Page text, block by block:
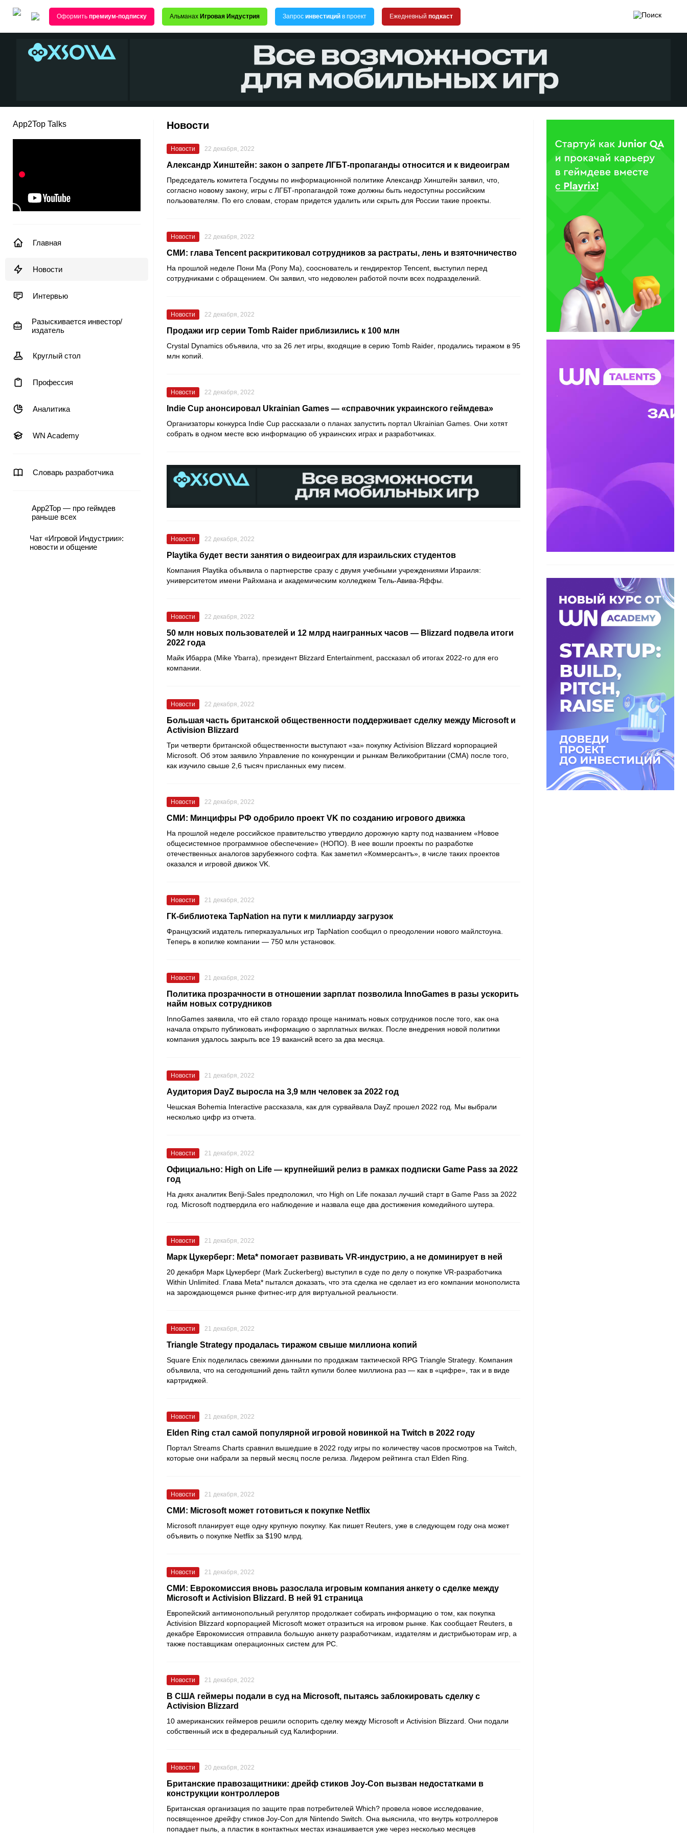
Оформить премиум-подписку Альманах Игровая Индустрия Запрос инвестиций в проект Ежедневный подкаст
App2Top Talks
Главная
Новости
Интервью
Разыскивается инвестор/
издатель
Круглый стол
Профессия
Аналитика
WN Academy
Словарь разработчика
App2Top — про геймдев
раньше всех
Чат «Игровой Индустрии»:
новости и общение
Новости
Новости 22 декабря, 2022
Александр Хинштейн: закон о запрете ЛГБТ-пропаганды относится и к видеоиграм
Председатель комитета Госдумы по информационной политике Александр Хинштейн заявил, что,
согласно новому закону, игры с ЛГБТ-пропагандой тоже должны быть недоступны российским
пользователям. По его словам, сторам придется удалить или скрыть для России такие проекты.
Новости 22 декабря, 2022
СМИ: глава Tencent раскритиковал сотрудников за растраты, лень и взяточничество
На прошлой неделе Пони Ма (Pony Ma), сооснователь и гендиректор Tencent , выступил перед
сотрудниками с обращением. Он заявил, что недоволен работой почти всех подразделений.
Новости 22 декабря, 2022
Продажи игр серии Tomb Raider приблизились к 100 млн
Crystal Dynamics объявила, что за 26 лет игры, входящие в серию Tomb Raider , продались тиражом в 95
млн копий.
Новости 22 декабря, 2022
Indie Cup анонсировал Ukrainian Games — «справочник украинского геймдева»
Организаторы конкурса Indie Cup рассказали о планах запустить портал Ukrainian Games . Они хотят
собрать в одном месте всю информацию об украинских играх и разработчиках.
Новости 22 декабря, 2022
Playtika будет вести занятия о видеоиграх для израильских студентов
Компания Playtika объявила о партнерстве сразу с двумя учебными учреждениями Израиля:
университетом имени Райхмана и академическим колледжем Тель-Авива-Яффы.
Новости 22 декабря, 2022
50 млн новых пользователей и 12 млрд наигранных часов — Blizzard подвела итоги
2022 года
Майк Ибарра (Mike Ybarra), президент Blizzard Entertainment , рассказал об итогах 2022-го для его
компании.
Новости 22 декабря, 2022
Большая часть британской общественности поддерживает сделку между Microsoft и
Activision Blizzard
Три четверти британской общественности выступают «за» покупку Activision Blizzard корпорацией
Microsoft . Об этом заявило Управление по конкуренции и рынкам Великобритании (CMA) после того,
как изучило свыше 2,6 тысяч присланных ему писем.
Новости 22 декабря, 2022
СМИ: Минцифры РФ одобрило проект VK по созданию игрового движка
На прошлой неделе российское правительство утвердило дорожную карту под названием «Новое
общесистемное программное обеспечение» (НОПО). В нее вошли проекты по разработке
отечественных аналогов зарубежного софта. Как заметил «Коммерсантъ» , в числе таких проектов
оказался и игровой движок VK
Новости 21 декабря, 2022
ГК-библиотека TapNation на пути к миллиарду загрузок
Французский издатель гиперказуальных игр TapNation сообщил о преодолении нового майлстоуна.
Теперь в копилке компании — 750 млн установок.
Новости 21 декабря, 2022
Политика прозрачности в отношении зарплат позволила InnoGames в разы ускорить
найм новых сотрудников
InnoGames заявила, что ей стало гораздо проще нанимать новых сотрудников после того, как она
начала открыто публиковать информацию о зарплатных вилках. После внедрения новой политики
компания удалось закрыть все 19 вакансий всего за два месяца.
Новости 21 декабря, 2022
Аудитория DayZ выросла на 3,9 млн человек за 2022 год
Чешская Bohemia Interactive рассказала, как для сурвайвала DayZ прошел 2022 год. Мы выбрали
несколько цифр из отчета.
Новости 21 декабря, 2022
Официально: High on Life — крупнейший релиз в рамках подписки Game Pass за 2022
год
На днях аналитик Benji-Sales предположил, что High on Life показал лучший старт в Game Pass за 2022
год. Microsoft подтвердила его наблюдение и назвала еще два достижения комедийного шутера.
Новости 21 декабря, 2022
Марк Цукерберг: Meta* помогает развивать VR-индустрию, а не доминирует в ней
20 декабря Марк Цукерберг (Mark Zuckerberg) выступил в суде по делу о покупке VR-разработчика
Within Unlimited . Глава Meta* пытался доказать, что эта сделка не сделает из его компании монополиста
на зарождающемся рынке фитнес-игр для виртуальной реальности.
Новости 21 декабря, 2022
Triangle Strategy продалась тиражом свыше миллиона копий
Square Enix поделилась свежими данными по продажам тактической RPG Triangle Strategy . Компания
объявила, что на сегодняшний день тайтл купили более миллиона раз — как в «цифре», так и в виде
картриджей.
Новости 21 декабря, 2022
Elden Ring стал самой популярной игровой новинкой на Twitch в 2022 году
Портал Streams Charts сравнил вышедшие в 2022 году игры по количеству часов просмотров на Twitch
которые они набрали за первый месяц после релиза. Лидером рейтинга стал Elden Ring
Новости 21 декабря, 2022
СМИ: Microsoft может готовиться к покупке Netflix
Microsoft планирует еще одну крупную покупку. Как пишет Reuters , уже в следующем году она может
объявить о покупке Netflix за $190 млрд.
Новости 21 декабря, 2022
СМИ: Еврокомиссия вновь разослала игровым компания анкету о сделке между
Microsoft и Activision Blizzard. В ней 91 страница
Европейский антимонопольный регулятор продолжает собирать информацию о том, как покупка
Activision Blizzard корпорацией Microsoft может отразиться на игровом рынке. Как сообщает Reuters, в
декабре Еврокомиссия отправила большую анкету разработчикам, издателям и дистрибьюторам игр, а
также поставщикам операционных систем для PC.
Новости 21 декабря, 2022
В США геймеры подали в суд на Microsoft, пытаясь заблокировать сделку с
Activision Blizzard
10 американских геймеров решили оспорить сделку между Microsoft и Activision Blizzard . Они подали
собственный иск в федеральный суд Калифорнии.
Новости 20 декабря, 2022
Британские правозащитники: дрейф стиков Joy-Con вызван недостатками в
конструкции контроллеров
Британская организация по защите прав потребителей Which? провела новое исследование,
посвященное дрейфу стиков Joy-Con для Nintendo Switch . Она выяснила, что внутрь котроллеров
попадает пыль, а пластик в контактных местах изнашивается уже через несколько месяцев